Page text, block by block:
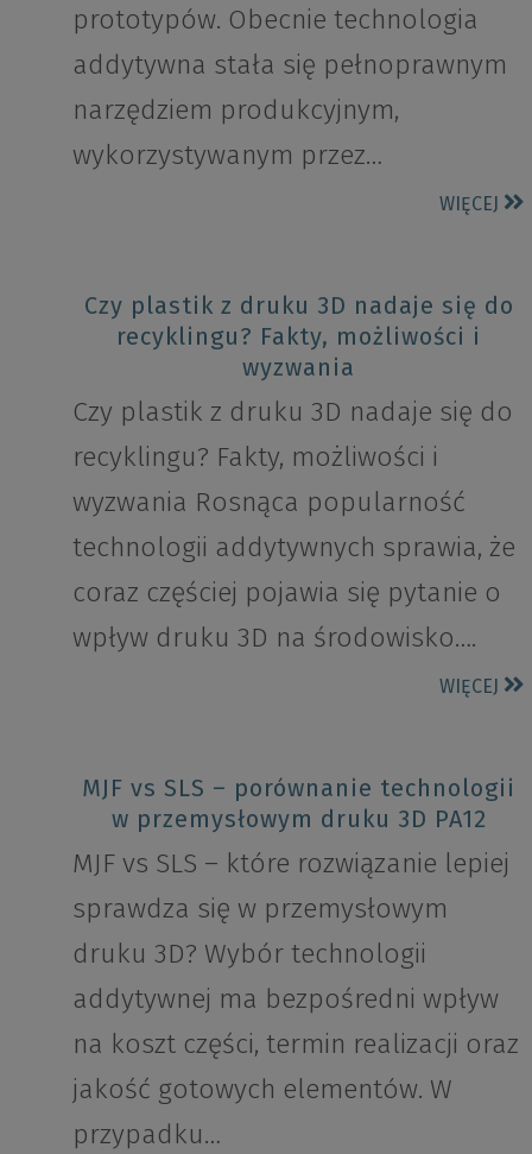
prototypów. Obecnie technologia
addytywna stała się pełnoprawnym
narzędziem produkcyjnym,
wykorzystywanym przez…
WIĘCEJ
Czy plastik z druku 3D nadaje się do
recyklingu? Fakty, możliwości i
wyzwania
Czy plastik z druku 3D nadaje się do
recyklingu? Fakty, możliwości i
wyzwania Rosnąca popularność
technologii addytywnych sprawia, że
coraz częściej pojawia się pytanie o
wpływ druku 3D na środowisko….
WIĘCEJ
MJF vs SLS – porównanie technologii
w przemysłowym druku 3D PA12
MJF vs SLS – które rozwiązanie lepiej
sprawdza się w przemysłowym
druku 3D? Wybór technologii
addytywnej ma bezpośredni wpływ
na koszt części, termin realizacji oraz
jakość gotowych elementów. W
przypadku…